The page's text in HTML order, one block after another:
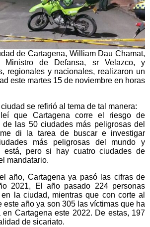
de Cartagena, William Dau Chamat,
Ministro de Defansa, sr Velazco, y
regionales y nacionales, realizaron un
este martes 15 de noviembre en horas
se refirió al tema de tal manera:
que Cartagena corre el riesgo de
las 50 ciudades más peligrosas del
me di la tarea de buscar e investigar
más peligrosas del mundo y
está, pero si hay cuatro ciudades de
mandatario.
año, Cartagena ya pasó las cifras de
2021, El año pasado 224 personas
la ciudad, mientras que con corte al
este año ya son 305 las víctimas que ha
Cartagena este 2022. De estas, 197
de sicariato.